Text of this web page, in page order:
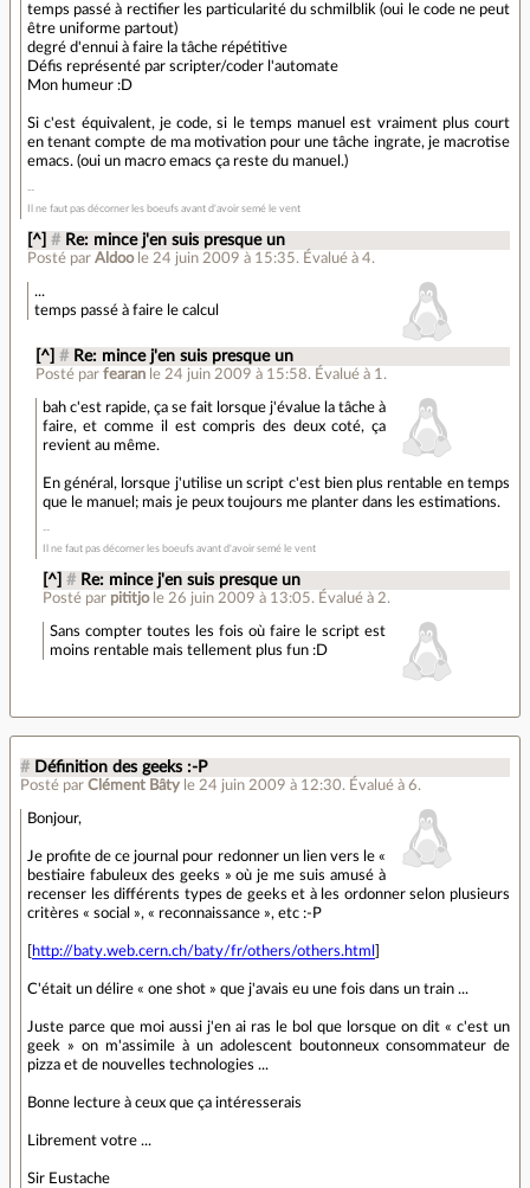
temps passé à rectifier les particularité du schmilblik (oui le code ne peut
être uniforme partout)
degré d'ennui à faire la tâche répétitive
Défis représenté par scripter/coder l'automate
Mon humeur :D
Si c'est équivalent, je code, si le temps manuel est vraiment plus court
en tenant compte de ma motivation pour une tâche ingrate, je macrotise
emacs. (oui un macro emacs ça reste du manuel.)
Il ne faut pas décorner les boeufs avant d'avoir semé le vent
[^] # Re: mince j'en suis presque un
Posté parAldoo le 24 juin 2009 à 15:35. Évalué à4.
...
temps passé à faire le calcul
[^] # Re: mince j'en suis presque un
Posté par fearan le 24 juin 2009 à 15:58. Évalué à 1 .
bah c'est rapide, ça se fait lorsque j'évalue la tâche à
faire, et comme il est compris des deux coté, ça
revient au même.
En général, lorsque j'utilise un script c'est bien plus rentable en temps
que le manuel; mais je peux toujours me planter dans les estimations.
Il ne faut pas décorner les boeufs avant d'avoir semé le vent
[^] # Re: mince j'en suis presque un
Posté par pititjo le 26 juin 2009 à 13:05. Évalué à2.
Sans compter toutes les fois où faire le script est
moins rentable mais tellement plus fun :D
# Définition des geeks :-P
Posté par Clément Bâty le 24 juin 2009 à 12:30. Évalué à 6.
Bonjour,
Je profite de ce journal pour redonner un lien vers le «
bestiaire fabuleux des geeks » où je me suis amusé à
recenser les différents types de geeks et à les ordonner selon plusieurs
critères « social », « reconnaissance », etc :-P
http://baty.web.cern.ch/baty/fr/others/others.html
C'était un délire « one shot » que j'avais eu une fois dans un train ...
Juste parce que moi aussi j'en ai ras le bol que lorsque on dit « c'est un
geek » on m'assimile à un adolescent boutonneux consommateur de
pizza et de nouvelles technologies ...
Bonne lecture à ceux que ça intéresserais
Librement votre ...
Sir Eustache